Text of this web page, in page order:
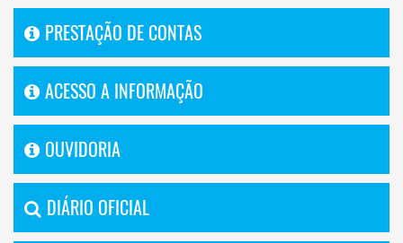
PRESTAÇÃO DE CONTAS
ACESSO A INFORMAÇÃO
OUVIDORIA
DIÁRIO OFICIAL